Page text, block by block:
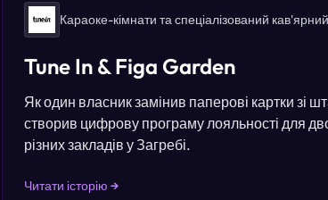
Караоке-кімнати та спеціалізований
Tune In & Figa Garden
Як один власник замінив паперові картки зі
створив цифрову програму лояльності для
різних закладів у Загребі.
Читати історію →